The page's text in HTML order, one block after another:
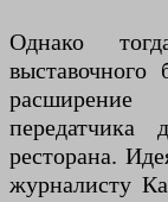
Однако
ресторана.
журналисту